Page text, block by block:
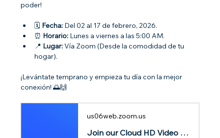
poder!
🗓 Fecha: Del 02 al 17 de febrero, 2026.
⏰ Horario: Lunes a viernes a las 5:00 AM.
📍 Lugar: Vía Zoom (Desde la comodidad de tu
hogar).
¡Levántate temprano y empieza tu día con la mejor
conexión! 🌅🙌
us06web.zoom.us
Join our Cloud HD Video Meeting